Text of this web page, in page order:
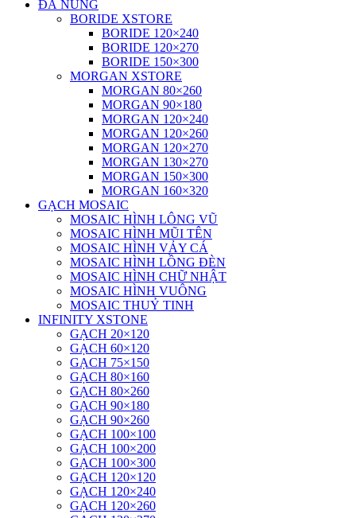
ĐÁ NUNG
BORIDE XSTORE
BORIDE 120×240
BORIDE 120×270
BORIDE 150×300
MORGAN XSTORE
MORGAN 80×260
MORGAN 90×180
MORGAN 120×240
MORGAN 120×260
MORGAN 120×270
MORGAN 130×270
MORGAN 150×300
MORGAN 160×320
GẠCH MOSAIC
MOSAIC HÌNH LÔNG VŨ
MOSAIC HÌNH MŨI TÊN
MOSAIC HÌNH VẢY CÁ
MOSAIC HÌNH LỒNG ĐÈN
MOSAIC HÌNH CHỮ NHẬT
MOSAIC HÌNH VUÔNG
MOSAIC THUỶ TINH
INFINITY XSTONE
GẠCH 20×120
GẠCH 60×120
GẠCH 75×150
GẠCH 80×160
GẠCH 80×260
GẠCH 90×180
GẠCH 90×260
GẠCH 100×100
GẠCH 100×200
GẠCH 100×300
GẠCH 120×120
GẠCH 120×240
GẠCH 120×260